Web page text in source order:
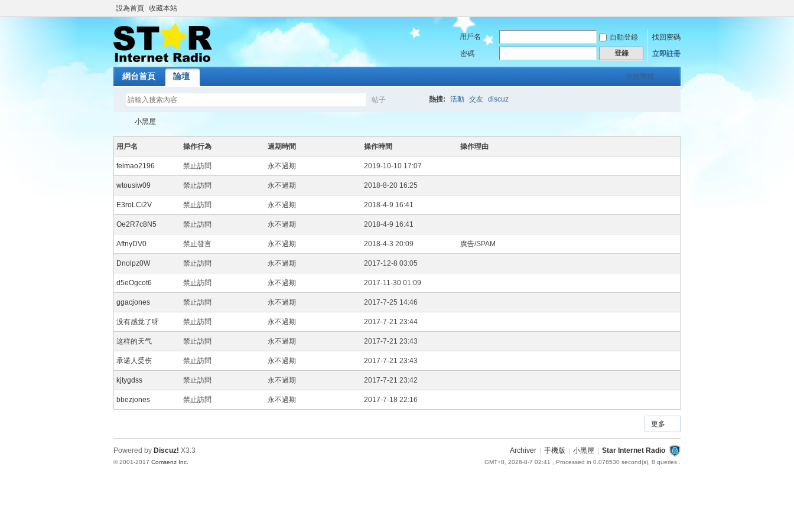
設為首頁 收藏本站
用戶名 自動登錄
找回密碼
密碼
登錄 立即註冊
快捷導航
網台首頁 論壇
帖子
索
熱搜: 活動 交友 discuz
ar
Int
小黑屋
用戶名 操作行為 過期時間 操作時間 操作理由
feimao2196 禁止訪問 永不過期 2019-10-10 17:07
wtousiw09 禁止訪問 永不過期 2018-8-20 16:25
E3roLCi2V 禁止訪問 永不過期 2018-4-9 16:41
Oe2R7c8N5 禁止訪問 永不過期 2018-4-9 16:41
AftnyDV0 禁止發言 永不過期 2018-4-3 20:09 廣告/SPAM
Dnolpz0W 禁止訪問 永不過期 2017-12-8 03:05
d5eOgcot6 禁止訪問 永不過期 2017-11-30 01:09
ggacjones 禁止訪問 永不過期 2017-7-25 14:46
没有感觉了呀 禁止訪問 永不過期 2017-7-21 23:44
这样的天气 禁止訪問 永不過期 2017-7-21 23:43
承诺人受伤 禁止訪問 永不過期 2017-7-21 23:43
kjtygdss 禁止訪問 永不過期 2017-7-21 23:42
bbezjones 禁止訪問 永不過期 2017-7-18 22:16
更多
Archiver 手機版 小黑屋 Star Internet Radio
GMT+8, 2026-8-7 02:41 , Processed in 0.078530 second(s), 8 queries .
Powered by Discuz! X3.3
© 2001-2017 Comsenz Inc.